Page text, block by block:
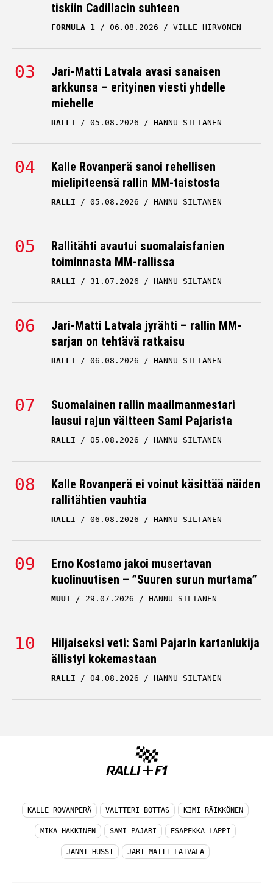
tiskiin Cadillacin suhteen
FORMULA 1 06.08.2026 VILLE HIRVONEN
Jari-Matti Latvala avasi sanaisen
arkkunsa – erityinen viesti yhdelle
miehelle
RALLI 05.08.2026 HANNU SILTANEN
Kalle Rovanperä sanoi rehellisen
mielipiteensä rallin MM-taistosta
RALLI 05.08.2026 HANNU SILTANEN
Rallitähti avautui suomalaisfanien
toiminnasta MM-rallissa
RALLI 31.07.2026 HANNU SILTANEN
Jari-Matti Latvala jyrähti – rallin MM-
sarjan on tehtävä ratkaisu
RALLI 06.08.2026 HANNU SILTANEN
Suomalainen rallin maailmanmestari
lausui rajun väitteen Sami Pajarista
RALLI 05.08.2026 HANNU SILTANEN
Kalle Rovanperä ei voinut käsittää näiden
rallitähtien vauhtia
RALLI 06.08.2026 HANNU SILTANEN
Erno Kostamo jakoi musertavan
kuolinuutisen – ”Suuren surun murtama”
MUUT 29.07.2026 HANNU SILTANEN
Hiljaiseksi veti: Sami Pajarin kartanlukija
ällistyi kokemastaan
RALLI 04.08.2026 HANNU SILTANEN
KALLE ROVANPERÄ VALTTERI BOTTAS KIMI RÄIKKÖNEN
MIKA HÄKKINEN SAMI PAJARI ESAPEKKA LAPPI
JANNI HUSSI JARI-MATTI LATVALA